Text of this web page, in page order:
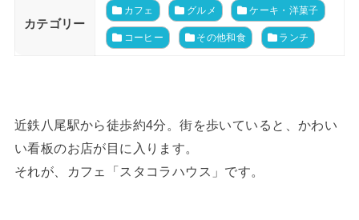
カテゴリー
カフェ グルメ ケーキ・洋菓子
コーヒー その他和食 ランチ
近鉄八尾駅から徒歩約4分。街を歩いていると、かわい
い看板のお店が目に入ります。
それが、カフェ「スタコラハウス」です。